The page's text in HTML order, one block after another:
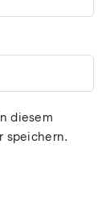
diesem
speichern.